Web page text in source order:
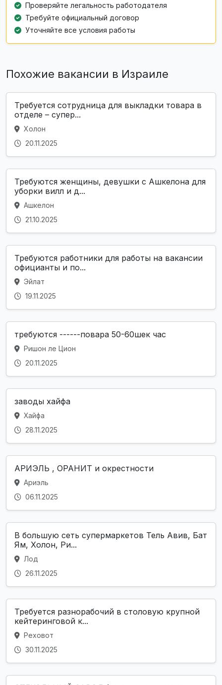
Проверяйте легальность работодателя
Требуйте официальный договор
Уточняйте все условия работы
Похожие вакансии в Израиле
Требуется сотрудница для выкладки товара в
отделе – супер...
Холон
20.11.2025
Требуются женщины, девушки с Ашкелона для
уборки вилл и д...
Ашкелон
21.10.2025
Требуются работники для работы на вакансии
официанты и по...
Эйлат
19.11.2025
требуются ------повара 50-60шек час
Ришон ле Цион
20.11.2025
заводы хайфа
Хайфа
28.11.2025
АРИЭЛЬ , ОРАНИТ и окрестности
Ариэль
06.11.2025
В большую сеть супермаркетов Тель Авив, Бат
Ям, Холон, Ри...
Лод
26.11.2025
Требуется разнорабочий в столовую крупной
кейтеринговой к...
Реховот
30.11.2025